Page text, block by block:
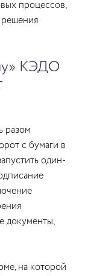
процессов,
решения
КЭДО
разом
с бумаги в
один-
документы,
на которой